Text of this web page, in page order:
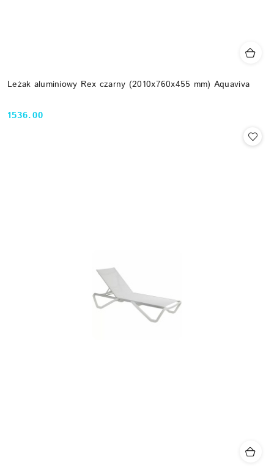
Leżak aluminiowy Rex czarny (2010x760x455 mm) Aquaviva
Cena:
1536.00